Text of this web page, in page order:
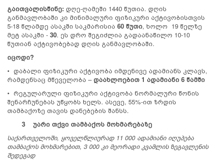
გაითვალისწინე: დღე-ღამეში 1440 წუთია. დღის
განმავლობაში კი მინიმალური ფიზიკური აქტივობისთვის
5-18 წლამდე ასაკში საკმარისია 60 წუთი, ხოლო 19 წელზე
მეტ ასაკში - 30. ეს დრო შეგიძლია გადაანაწილო 10-10
წუთიან აქტივობებად დღის განმავლობაში.
იცოდი?
• დაბალი ფიზიკური აქტივობა იმდენივე ადამიანს კლავს,
რამდენსაც მწეველობა –დაახლოებით 1 ადამიანი 6 წამში
• რეგულარული ფიზიკური აქტივობა ნორმალური წონის
შენარჩუნებას უწყობს ხელს. ასევე, 55%-ით ზრდის
თამბაქოზე თავის დანებების შანსს.
3
უარი თქვი თამბაქოს მოხმარებაზე
საქართველოში, ყოველწლიურად 11 000 ადამიანი იღუპება
თამბაქოს მოხმარებით, 3 000 კი მეორადი კვამლის ზეგავლენის
შედეგად